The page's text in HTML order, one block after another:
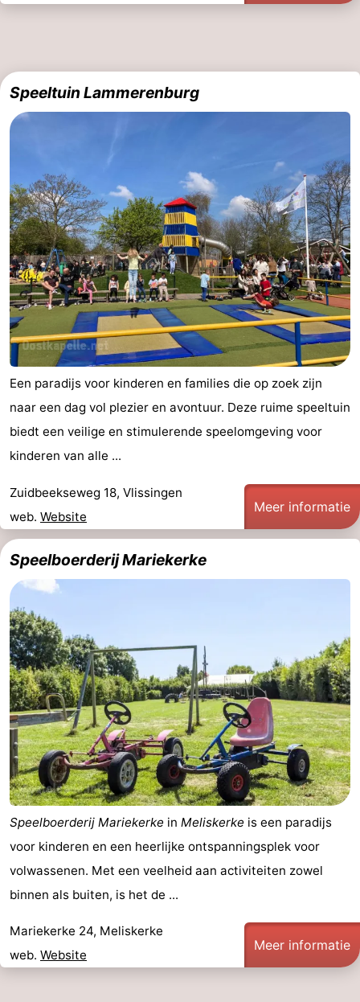
&
Steden
Natuur
Rondleidingen
-
Zwembaden
-
Fietsen
-
Wandelen
-
Paardrijden
-
Maneges
-
Golfbanen
Eten
en
drinken
Ringrijden
Mondriaan
Toorop
Evenementen
Praktisch
Forum
Route
-
Parkeren
Reisboekenwinkel
Nieuws
adressen
Regio
Duiveland
-
Speeltuin Lammerenburg
Een paradijs voor kinderen en families die op zoek zijn
naar een dag vol plezier en avontuur. Deze ruime speeltuin
biedt een veilige en stimulerende speelomgeving voor
kinderen van alle ...
Zuidbeekseweg 18, Vlissingen
web. Website
Meer informatie
Speelboerderij Mariekerke
Speelboerderij Mariekerke in Meliskerke is een paradijs
voor kinderen en een heerlijke ontspanningsplek voor
volwassenen. Met een veelheid aan activiteiten zowel
binnen als buiten, is het de ...
Mariekerke 24, Meliskerke
web. Website
Meer informatie